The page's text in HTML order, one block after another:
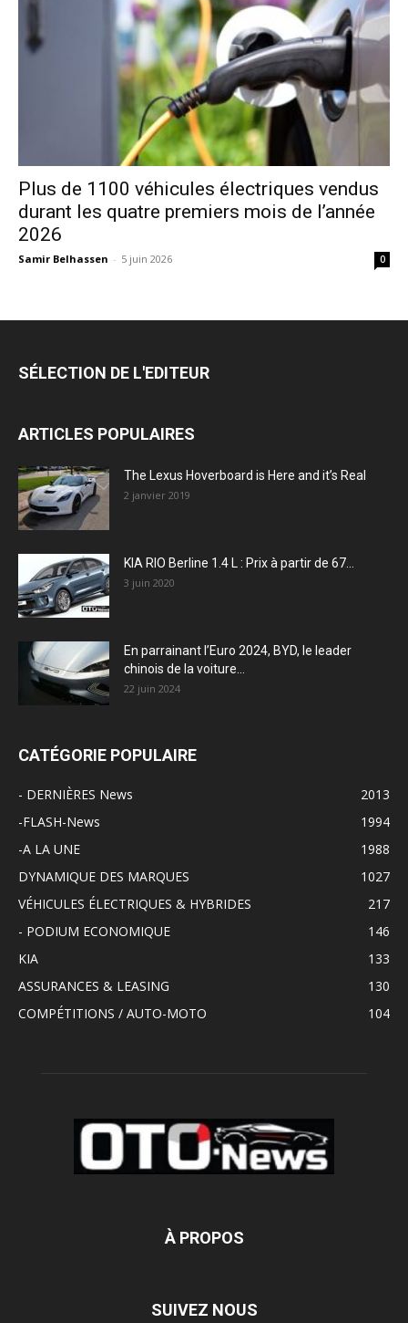
Plus de 1100 véhicules électriques vendus
durant les quatre premiers mois de l’année
2026
Samir Belhassen - 5 juin 2026 0
SÉLECTION DE L'EDITEUR
ARTICLES POPULAIRES
The Lexus Hoverboard is Here and it’s Real
2 janvier 2019
KIA RIO Berline 1.4 L : Prix à partir de 67...
3 juin 2020
En parrainant l’Euro 2024, BYD, le leader
chinois de la voiture...
22 juin 2024
CATÉGORIE POPULAIRE
- DERNIÈRES News
2013
-FLASH-News
1994
-A LA UNE
1988
DYNAMIQUE DES MARQUES
1027
VÉHICULES ÉLECTRIQUES & HYBRIDES
217
- PODIUM ECONOMIQUE
146
KIA
133
ASSURANCES & LEASING
130
COMPÉTITIONS / AUTO-MOTO
104
À PROPOS
SUIVEZ NOUS